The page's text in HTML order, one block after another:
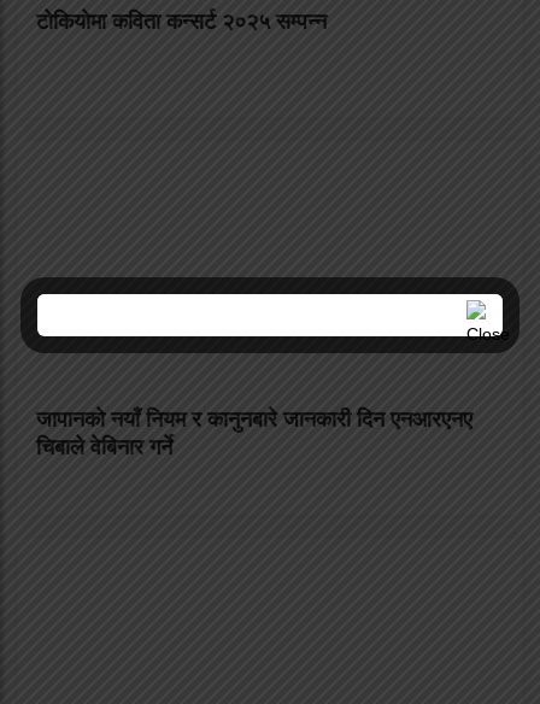
टोकियोमा कविता कन्सर्ट २०२५ सम्पन्न
जापानको नयाँ नियम र कानुनबारे जानकारी दिन एनआरएनए
चिबाले वेबिनार गर्ने